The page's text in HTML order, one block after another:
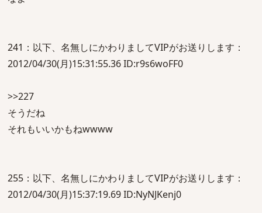
241：以下、名無しにかわりましてVIPがお送りします：
2012/04/30(月)15:31:55.36 ID:r9s6woFF0
>>227
そうだね
それもいいかもねwwww
255：以下、名無しにかわりましてVIPがお送りします：
2012/04/30(月)15:37:19.69 ID:NyNJKenj0